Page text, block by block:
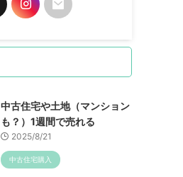
中古住宅や土地（マンション
も？）1週間で売れる
2025/8/21
中古住宅購入